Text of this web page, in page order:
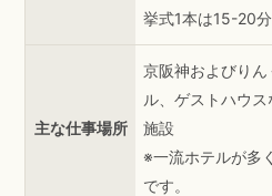
挙式1本は15-20分
主な仕事場所
京阪神およびり
ル、ゲストハウ
施設
※一流ホテルが多
です。